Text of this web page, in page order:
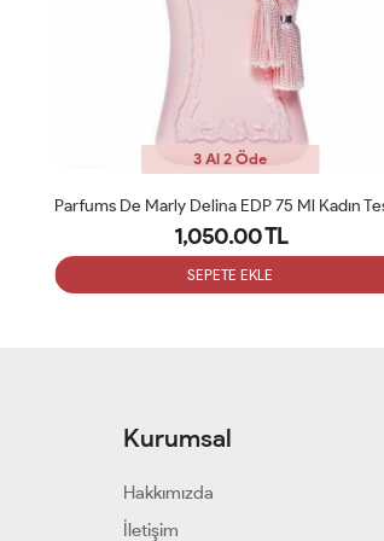
3 Al 2 Öde
1,050.00 TL
SEPETE EKLE
Kurumsal
Hakkımızda
İletişim